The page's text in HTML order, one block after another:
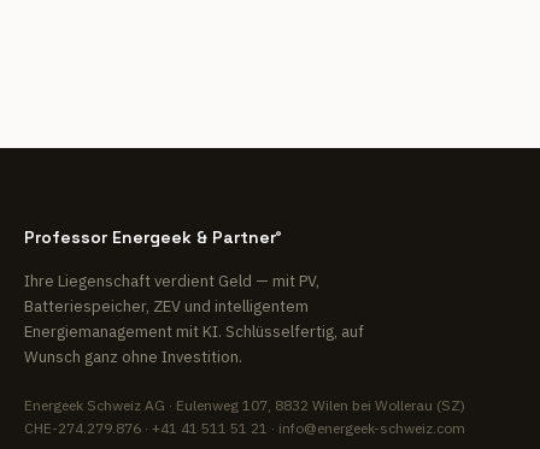
Professor Energeek & Partner®
Ihre Liegenschaft verdient Geld — mit PV,
Batteriespeicher, ZEV und intelligentem
Energiemanagement mit KI. Schlüsselfertig, auf
Wunsch ganz ohne Investition.
Energeek Schweiz AG · Eulenweg 107, 8832 Wilen bei Wollerau (SZ)
CHE-274.279.876 · +41 41 511 51 21 · info@energeek-schweiz.com